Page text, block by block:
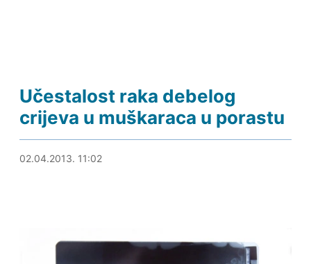
Učestalost raka debelog
crijeva u muškaraca u porastu
02.04.2013. 11:24
02.04.2013. 11:02